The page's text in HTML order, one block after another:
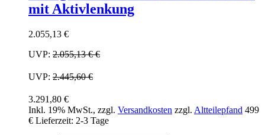
mit Aktivlenkung
2.055,13 €
UVP: 2.055,13 €€
UVP: 2.445,60 €
3.291,80 €
Inkl. 19% MwSt., zzgl. Versandkosten zzgl. Altteilepfand 499
€ Lieferzeit: 2-3 Tage